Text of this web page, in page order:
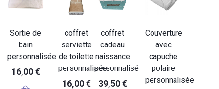
Sortie de
bain
personnalisée
16,00 €
coffret
serviette
de toilette
personnalisée
16,00 €
coffret
cadeau
naissance
personnalisé
39,50 €
Couverture
avec
capuche
polaire
personnalisée